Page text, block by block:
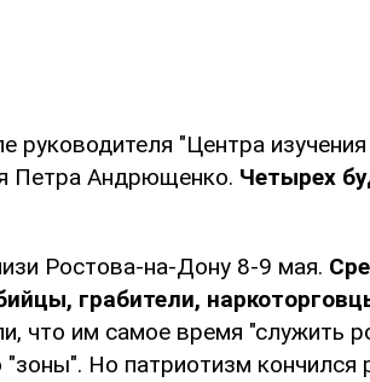
руководителя "Центра изучения
Петра Андрющенко. Четырех
Ростова-на-Дону 8-9 мая.
грабители,
что им самое время "служить
Но патриотизм кончился